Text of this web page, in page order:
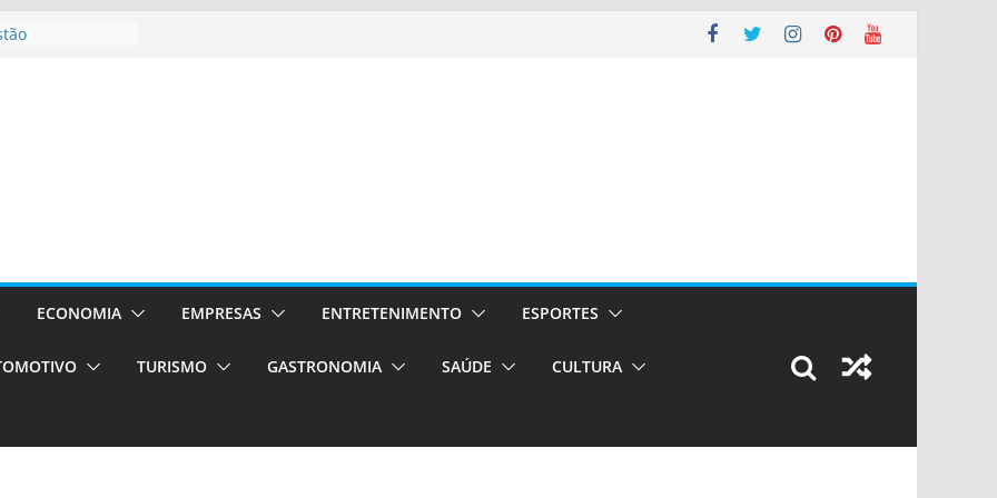
em Porto
de transfer,
de alto padrão
–
o segundo
únicas e
volta!ECONOMIA EMPRESAS ENTRETENIMENTO ESPORTES
TURISMO GASTRONOMIA SAÚDE CULTURA